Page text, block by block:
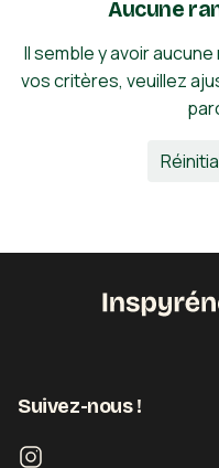
Aucune
Il semble y avoir
vos critères, veuillez
Suivez-nous !